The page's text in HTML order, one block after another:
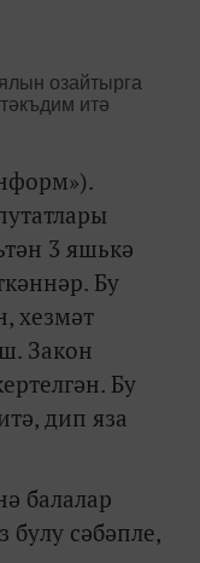
3 яшькә
Бу
хезмәт
Закон
Бу
дип яза
балалар
булу сәбәпле,